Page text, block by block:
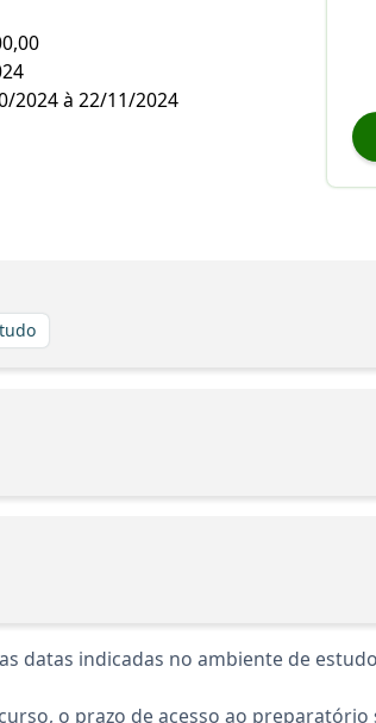
2024 à 22/11/2024
datas indicadas no ambiente de
o prazo de acesso ao preparatório